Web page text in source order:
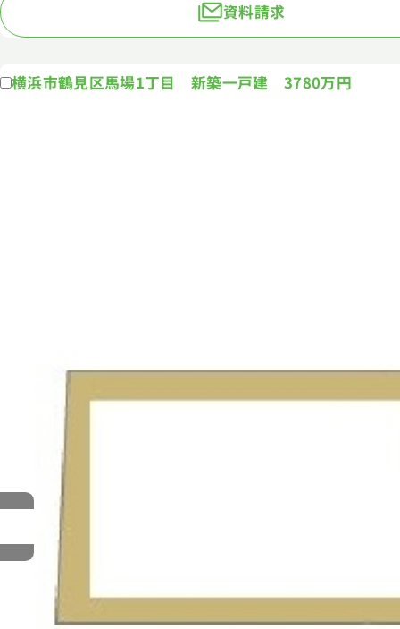
資料請求
横浜市鶴見区馬場1丁目 新築一戸建 3780万円